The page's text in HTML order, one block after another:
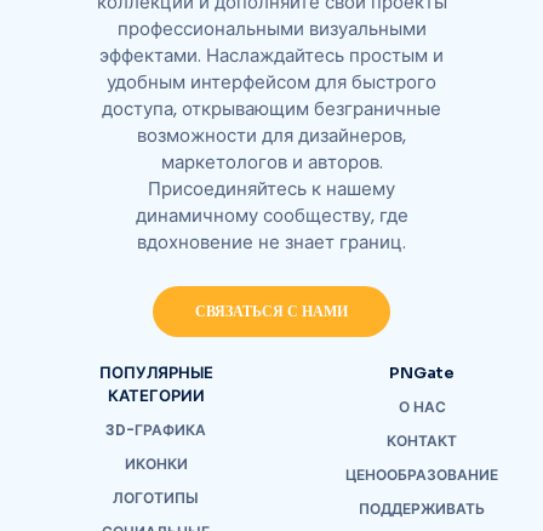
профессиональными визуальными
эффектами. Наслаждайтесь простым и
удобным интерфейсом для быстрого
доступа, открывающим безграничные
возможности для дизайнеров,
маркетологов и авторов.
Присоединяйтесь к нашему
динамичному сообществу, где
вдохновение не знает границ.
СВЯЗАТЬСЯ С НАМИ
ПОПУЛЯРНЫЕ
КАТЕГОРИИ
3D-ГРАФИКА
ИКОНКИ
ЛОГОТИПЫ
PNGate
О НАС
КОНТАКТ
ЦЕНООБРАЗОВАНИЕ
ПОДДЕРЖИВАТЬ